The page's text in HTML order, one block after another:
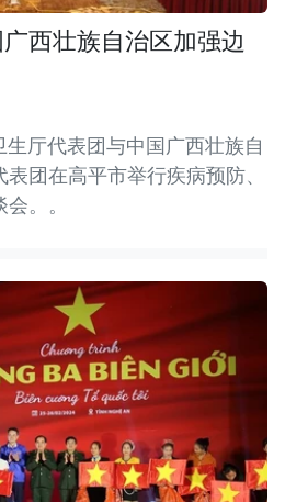
西壮族自治区加强边
厅代表团与中国广西壮族自
团在高平市举行疾病预防、
。。